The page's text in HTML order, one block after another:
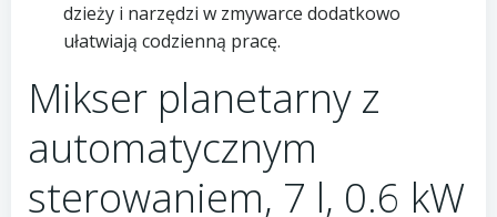
dzieży i narzędzi w zmywarce dodatkowo
ułatwiają codzienną pracę.
Mikser planetarny z
automatycznym
sterowaniem, 7 l, 0.6 kW